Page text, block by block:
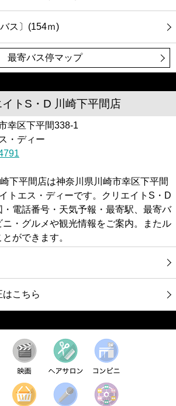
ス〕(154ｍ)
最寄バス停マップ
イトS・D 川崎下平間店
幸区下平間338-1
・ディー
下平間店は神奈川県川崎市幸区下平間
トエス・ディーです。クリエイトS・D
・電話番号・天気予報・最寄駅、最寄バ
ニ・グルメや観光情報をご案内。またル
ができます。
はこちら